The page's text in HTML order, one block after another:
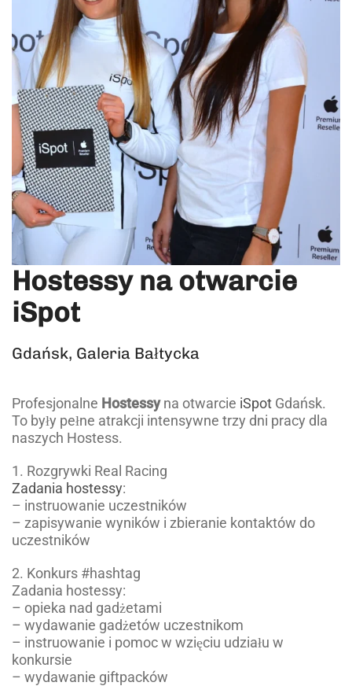
Hostessy na otwarcie
iSpot
Gdańsk, Galeria Bałtycka
Profesjonalne Hostessyna otwarcie iSpot Gdańsk.
To były pełne atrakcji intensywne trzy dni pracy dla
naszych Hostess.
1. Rozgrywki Real Racing
Zadania hostessy:
– instruowanie uczestników
– zapisywanie wyników i zbieranie kontaktów do
uczestników
2. Konkurs #hashtag
Zadania hostessy:
– opieka nad gadżetami
– wydawanie gadżetów uczestnikom
– instruowanie i pomoc w wzięciu udziału w
konkursie
– wydawanie giftpacków